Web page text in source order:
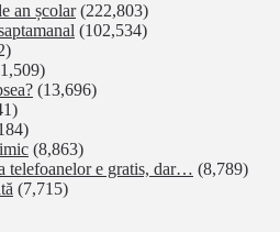
an școlar (222,803)
(102,534)
(13,696)
(8,863)
telefoanelor e gratis, dar… (8,789)
(7,715)